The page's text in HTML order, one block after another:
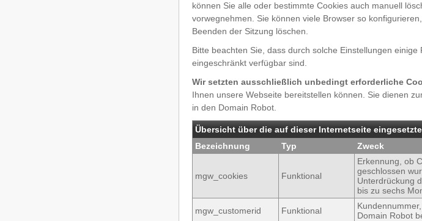
können Sie alle oder bestimmte Cookies auch manuell
vorwegnehmen. Sie können viele Browser so
Beenden der Sitzung löschen.
Bitte beachten Sie, dass durch solche Einstellungen
eingeschränkt verfügbar sind.
Wir setzten ausschließlich unbedingt erforderliche
Ihnen unsere Webseite bereitstellen können. Sie dienen
in den Domain Robot.
Übersicht über die auf dieser Internetseite
Bezeichnung
Typ Zweck
mgw_cookies Funktional
Erkennung, ob
geschlossen
Unterdrückung
bis zu sechs
mgw_customerid Funktional
Domain Robot